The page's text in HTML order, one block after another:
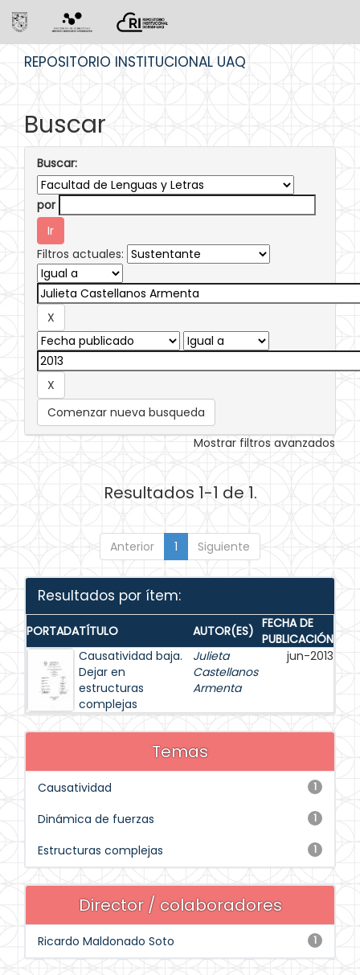
REPOSITORIO INSTITUCIONAL UAQ
Buscar
Buscar:
por
Filtros actuales:
Comenzar nueva busqueda
Mostrar filtros avanzados
Resultados 1-1 de 1.
Anterior 1 Siguiente
Resultados por ítem:
PORTADATÍTULO AUTOR(ES) FECHA DE
PUBLICACIÓN
Causatividad baja.
Dejar en
estructuras
complejas
Julieta
Castellanos
Armenta
jun-2013
Temas
1
Causatividad
1
Dinámica de fuerzas
1
Estructuras complejas
Director / colaboradores
1
Ricardo Maldonado Soto